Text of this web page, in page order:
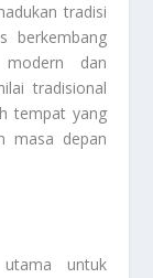
tradisi
berkembang
modern dan
tradisional
tempat yang
masa depan
untuk